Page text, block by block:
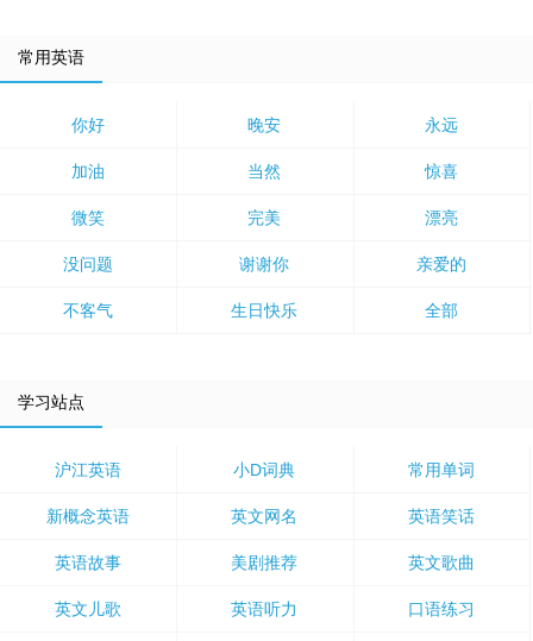
常用英语
你好 晚安 永远
加油 当然 惊喜
微笑 完美 漂亮
没问题 谢谢你 亲爱的
不客气 生日快乐 全部
学习站点
沪江英语 小D词典 常用单词
新概念英语 英文网名 英语笑话
英语故事 美剧推荐 英文歌曲
英文儿歌 英语听力 口语练习